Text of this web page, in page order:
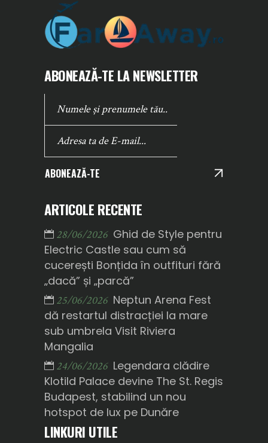
ABONEAZĂ-TE LA NEWSLETTER
ABONEAZĂ-TE
ARTICOLE RECENTE
28/06/2026 Ghid de Style pentru
Electric Castle sau cum să
cucerești Bonțida în outfituri fără
„dacă” și „parcă”
25/06/2026 Neptun Arena Fest
dă restartul distracției la mare
sub umbrela Visit Riviera
Mangalia
24/06/2026 Legendara clădire
Klotild Palace devine The St. Regis
Budapest, stabilind un nou
hotspot de lux pe Dunăre
LINKURI UTILE